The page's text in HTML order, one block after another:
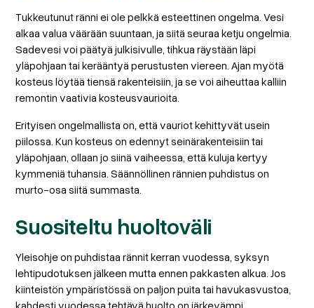
Tukkeutunut ränni ei ole pelkkä esteettinen ongelma. Vesi
alkaa valua väärään suuntaan, ja siitä seuraa ketju ongelmia.
Sadevesi voi päätyä julkisivulle, tihkua räystään läpi
yläpohjaan tai kerääntyä perustusten viereen. Ajan myötä
kosteus löytää tiensä rakenteisiin, ja se voi aiheuttaa kalliin
remontin vaativia kosteusvaurioita.
Erityisen ongelmallista on, että vauriot kehittyvät usein
piilossa. Kun kosteus on edennyt seinärakenteisiin tai
yläpohjaan, ollaan jo siinä vaiheessa, että kuluja kertyy
kymmeniä tuhansia. Säännöllinen rännien puhdistus on
murto-osa siitä summasta.
Suositeltu huoltoväli
Yleisohje on puhdistaa rännit kerran vuodessa, syksyn
lehtipudotuksen jälkeen mutta ennen pakkasten alkua. Jos
kiinteistön ympäristössä on paljon puita tai havukasvustoa,
kahdesti vuodessa tehtävä huolto on järkevämpi